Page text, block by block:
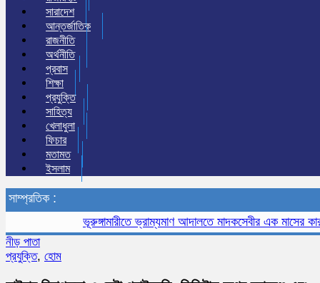
সারাদেশ
আন্তর্জাতিক
রাজনীতি
অর্থনীতি
প্রবাস
শিক্ষা
প্রযুক্তি
সাহিত্য
খেলাধুলা
ফিচার
মতামত
ইসলাম
সাম্প্রতিক :
ভূরুঙ্গামারীতে ভ্রাম্যমাণ আদালতে মাদকসেবীর এক মাসের কারাদণ্ড
নীড় পাতা
প্রযুক্তি, হোম